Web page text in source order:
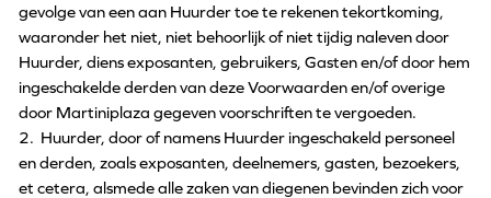
gevolge van een aan Huurder toe te rekenen tekortkoming,
waaronder het niet, niet behoorlijk of niet tijdig naleven door
Huurder, diens exposanten, gebruikers, Gasten en/of door hem
ingeschakelde derden van deze Voorwaarden en/of overige
door Martiniplaza gegeven voorschriften te vergoeden.
2. Huurder, door of namens Huurder ingeschakeld personeel
en derden, zoals exposanten, deelnemers, gasten, bezoekers,
et cetera, alsmede alle zaken van diegenen bevinden zich voor